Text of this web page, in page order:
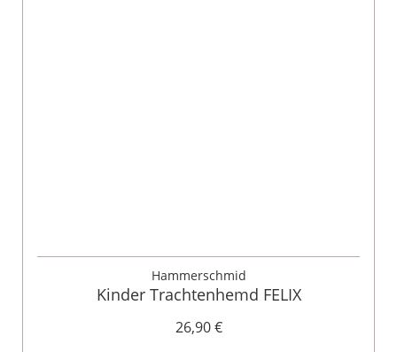
Hammerschmid
Kinder Trachtenhemd FELIX
26,90 €